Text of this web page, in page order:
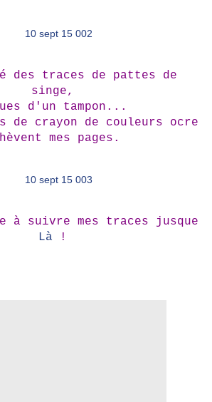
des traces de pattes de
singe,
d'un tampon...
de crayon de couleurs ocre
mes pages.
à suivre mes traces jusque
Là !